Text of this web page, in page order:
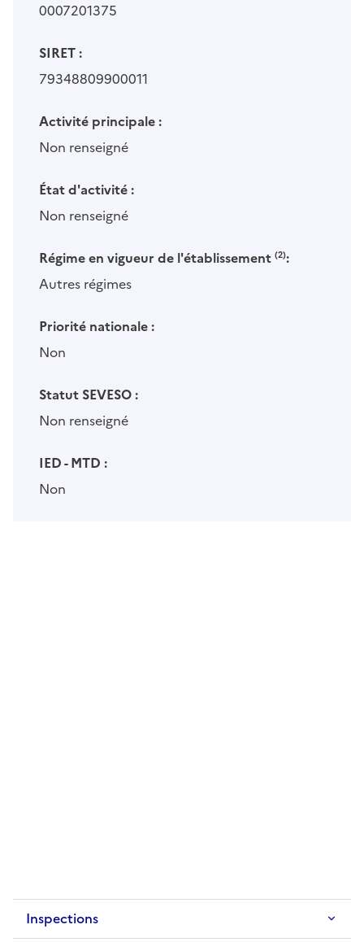
0007201375
SIRET :
79348809900011
Activité principale :
Non renseigné
État d'activité :
Non renseigné
Régime en vigueur de l'établissement (2):
Autres régimes
Priorité nationale :
Non
Statut SEVESO :
Non renseigné
IED - MTD :
Non
Inspections